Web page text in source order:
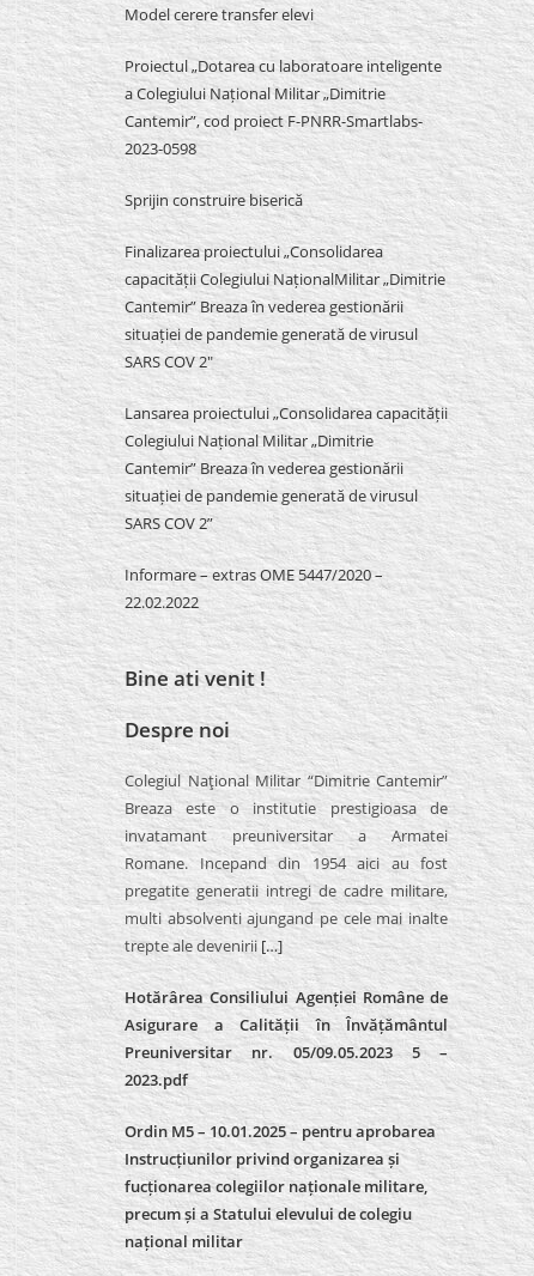
Model cerere transfer elevi
Proiectul „Dotarea cu laboratoare inteligente
a Colegiului Național Militar „Dimitrie
Cantemir”, cod proiect F-PNRR-Smartlabs-
2023-0598
Sprijin construire biserică
Finalizarea proiectului „Consolidarea
capacității Colegiului NaționalMilitar „Dimitrie
Cantemir” Breaza în vederea gestionării
situației de pandemie generată de virusul
SARS COV 2″
Lansarea proiectului „Consolidarea capacității
Colegiului Național Militar „Dimitrie
Cantemir” Breaza în vederea gestionării
situației de pandemie generată de virusul
SARS COV 2”
Informare – extras OME 5447/2020 –
22.02.2022
Bine ati venit !
Despre noi
Colegiul Naţional Militar “Dimitrie Cantemir”
Breaza este o institutie prestigioasa de
invatamant preuniversitar a Armatei
Romane. Incepand din 1954 aici au fost
pregatite generatii intregi de cadre militare,
multi absolventi ajungand pe cele mai inalte
trepte ale devenirii […]
Hotărârea Consiliului Agenției Române de
Asigurare a Calității în Învățământul
Preuniversitar nr. 05/09.05.2023 5 –
2023.pdf
Ordin M5 – 10.01.2025 – pentru aprobarea
Instrucțiunilor privind organizarea și
fucționarea colegiilor naționale militare,
precum și a Statului elevului de colegiu
național militar